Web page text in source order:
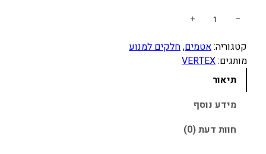
ו
ת
ל
−
+
קטגוריה:אטמים, חלקים למנוע
מותגים:VERTEX
תיאור
מידע נוסף
חוות דעת (0)